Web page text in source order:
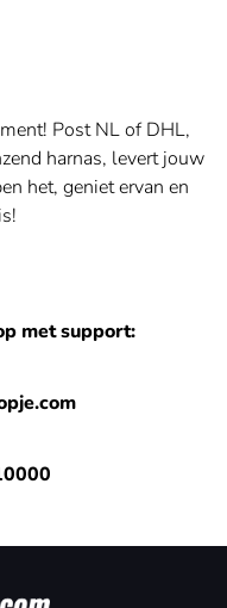
Post NL of DHL,
harnas, levert jouw
het, geniet ervan en
met support: